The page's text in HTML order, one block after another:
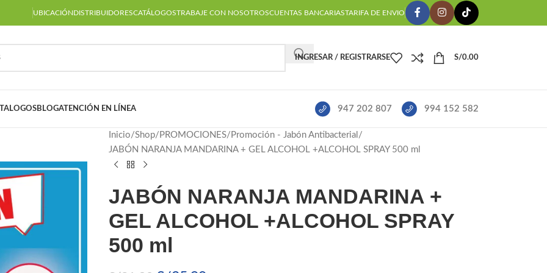
UBICACIÓNDISTRIBUIDORESCATÁLOGOSTRABAJE CON NOSOTROSCUENTAS BANCARIASTARIFA DE ENVIO
INGRESAR / REGISTRARSE S/0.00
BLOGATENCIÓN EN LÍNEA 947 202 807 994 152 582
Inicio Shop PROMOCIONES
Promoción - Jabón Antibacterial
JABÓN NARANJA MANDARINA + GEL ALCOHOL +ALCOHOL SPRAY 500 ml
JABÓN NARANJA MANDARINA +
GEL ALCOHOL +ALCOHOL SPRAY
500 ml